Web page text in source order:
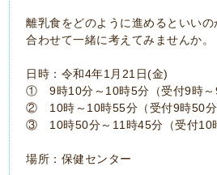
離乳食をどのように進めるといい
合わせて一緒に考えてみませんか。
日時：令和4年1月21日(金)
① 9時10分～10時5分（受付9時
② 10時～10時55分（受付9時50
③ 10時50分～11時45分（受付10
場所：保健センター